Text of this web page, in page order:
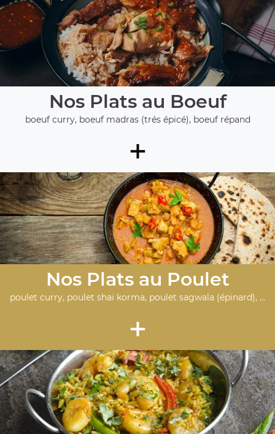
Nos Plats au Boeuf
boeuf curry, boeuf madras (trés épicé), boeuf répand
+
Nos Plats au Poulet
poulet curry, poulet shai korma, poulet sagwala (épinard), ...
+